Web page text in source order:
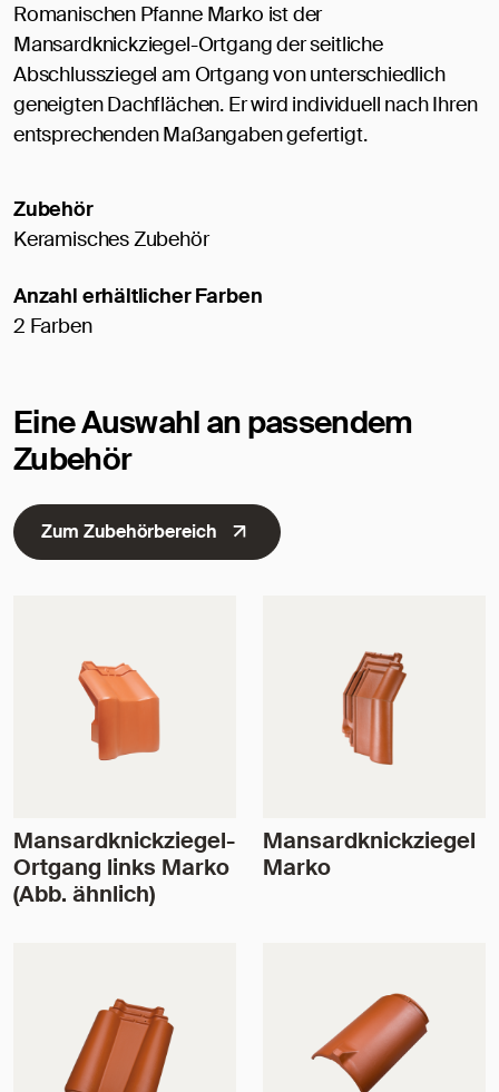
Romanischen Pfanne Marko ist der
Mansardknickziegel-Ortgang der seitliche
Abschlussziegel am Ortgang von unterschiedlich
geneigten Dachflächen. Er wird individuell nach Ihren
entsprechenden Maßangaben gefertigt.
Zubehör
Keramisches Zubehör
Anzahl erhältlicher Farben
2 Farben
Eine Auswahl an passendem
Zubehör
Zum Zubehörbereich
Mansardknickziegel-
Ortgang links Marko
(Abb. ähnlich)
Mansardknickziegel
Marko